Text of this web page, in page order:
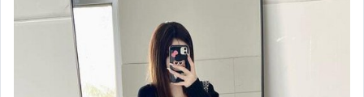
家電與影音視聽